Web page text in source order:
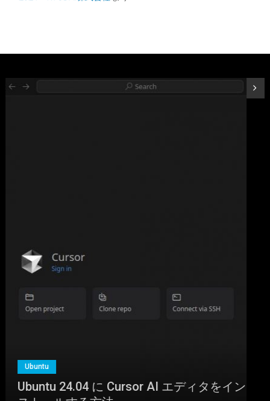
CPUペースト;ヒートシンク/IC/プロセッサ対応;熱インターフェー
こちら)
Ubuntu
Ubuntu 24.04 に Cursor AI エディタをイン